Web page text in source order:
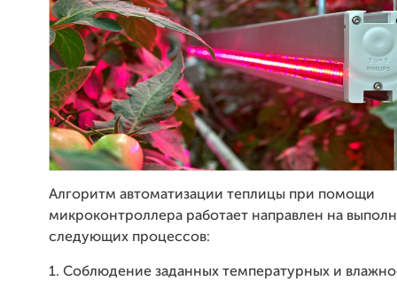
Алгоритм автоматизации теплицы при помощи
микроконтроллера работает направлен на
следующих процессов:
1. Соблюдение заданных температурных и